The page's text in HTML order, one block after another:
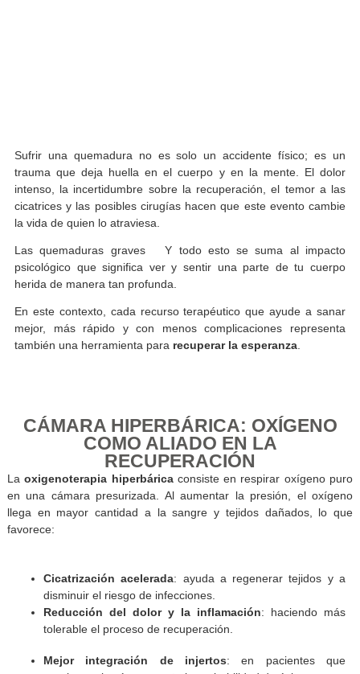
Sufrir una quemadura no es solo un accidente físico;
trauma que deja huella en el cuerpo y en la mente. El
intenso, la incertidumbre sobre la recuperación, el temor
cicatrices y las posibles cirugías hacen que este evento
la vida de quien lo atraviesa.
Las quemaduras graves Y todo esto se suma al
psicológico que significa ver y sentir una parte de tu
herida de manera tan profunda.
también una herramienta pararecuperar la esperanza.
CÁMARA HIPERBÁRICA:
oxigenoterapia hiperbárica consiste en respirar
en una cámara presurizada. Al aumentar la presión, el
llega en mayor cantidad a la sangre y tejidos dañados,
favorece: